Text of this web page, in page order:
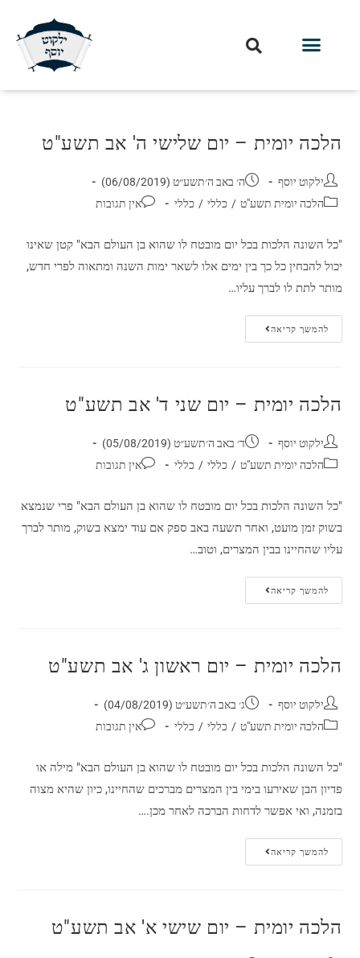
הלכה יומית – יום שלישי ה' אב תשע"ט
ילקוט יוסף
ה׳ באב ה׳תשע״ט (06/08/2019)
הלכה יומית תשע"ט / כללי / כללי אין תגובות
"כל השונה הלכות בכל יום מובטח לו שהוא בן העולם הבא" קטן שאינו
יכול להבחין כל כך בין ימים אלו לשאר ימות השנה ומתאוה לפרי חדש,
מותר לתת לו לברך עליו…
להמשך קריאה
הלכה יומית – יום שני ד' אב תשע"ט
ילקוט יוסף
ד׳ באב ה׳תשע״ט (05/08/2019)
הלכה יומית תשע"ט / כללי / כללי אין תגובות
"כל השונה הלכות בכל יום מובטח לו שהוא בן העולם הבא" פרי שנמצא
בשוק זמן מועט, ואחר תשעה באב ספק אם עוד ימצא בשוק, מותר לברך
עליו שהחיינו בבין המצרים, וטוב…
להמשך קריאה
הלכה יומית – יום ראשון ג' אב תשע"ט
ילקוט יוסף
ג׳ באב ה׳תשע״ט (04/08/2019)
הלכה יומית תשע"ט / כללי / כללי אין תגובות
"כל השונה הלכות בכל יום מובטח לו שהוא בן העולם הבא" מילה או
פדיון הבן שאירעו בימי בין המצרים מברכים שהחיינו, כיון שהיא מצוה
בזמנה, ואי אפשר לדחות הברכה לאחר מכן.…
להמשך קריאה
הלכה יומית – יום שישי א' אב תשע"ט